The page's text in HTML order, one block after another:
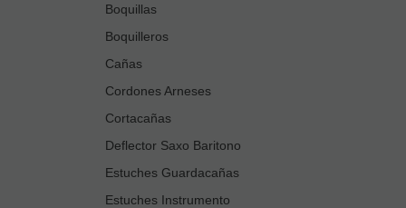
Boquillas
Boquilleros
Cañas
Cordones Arneses
Cortacañas
Deflector Saxo Baritono
Estuches Guardacañas
Estuches Instrumento